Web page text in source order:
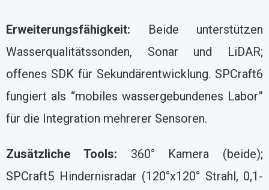
Erweiterungsfähigkeit: Beide unterstützen
Wasserqualitätssonden, Sonar und LiDAR;
offenes SDK für Sekundärentwicklung. SPCraft6
fungiert als “mobiles wassergebundenes Labor”
für die Integration mehrerer Sensoren.
Zusätzliche Tools: 360° Kamera (beide);
SPCraft5 Hindernisradar (120°x120° Strahl, 0,1-